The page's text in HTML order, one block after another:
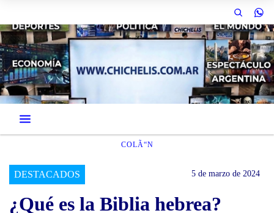
COLÃ“N
DESTACADOS 5 de marzo de 2024
¿Qué es la Biblia hebrea?